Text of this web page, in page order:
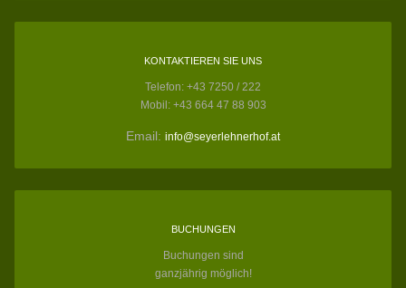
KONTAKTIEREN SIE UNS
Telefon: +43 7250 / 222
Mobil: +43 664 47 88 903
Email: info@seyerlehnerhof.at
BUCHUNGEN
Buchungen sind
ganzjährig möglich!